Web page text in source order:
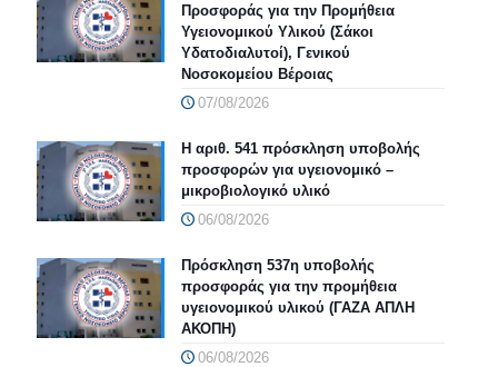
Προσφοράς για την Προμήθεια
Υγειονομικού Υλικού (Σάκοι
Υδατοδιαλυτοί), Γενικού
Νοσοκομείου Βέροιας
07/08/2026
Η αριθ. 541 πρόσκληση υποβολής
προσφορών για υγειονομικό –
μικροβιολογικό υλικό
06/08/2026
Πρόσκληση 537η υποβολής
προσφοράς για την προμήθεια
υγειονομικού υλικού (ΓΑΖΑ ΑΠΛΗ
ΑΚΟΠΗ)
06/08/2026